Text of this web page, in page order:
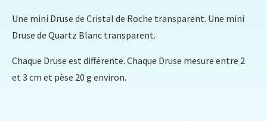
Une mini Druse de Cristal de Roche transparent. Une mini
Druse de Quartz Blanc transparent.
Chaque Druse est différente. Chaque Druse mesure entre 2
et 3 cm et pèse 20 g environ.